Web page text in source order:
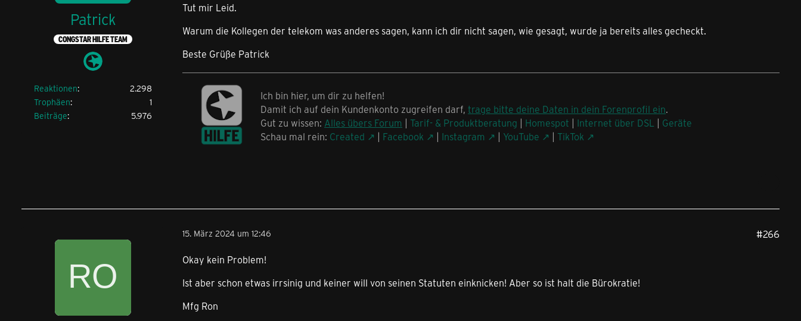
Patrick
CONGSTAR HILFE TEAM
Reaktionen
2.298
Trophäen
1
Beiträge
5.976
Tut mir Leid.
Warum die Kollegen der telekom was anderes sagen, kann ich dir nicht sagen, wie gesagt, wurde ja bereits alles gecheckt.
Beste Grüße Patrick
Ich bin hier, um dir zu helfen!
Damit ich auf dein Kundenkonto zugreifen darf, trage bitte deine Daten in dein Forenprofil ein.
Gut zu wissen: Alles übers Forum | Tarif- & Produktberatung | Homespot | Internet über DSL | Geräte
Schau mal rein: Created | Facebook | Instagram | YouTube | TikTok
15. März 2024 um 12:46 #266
Okay kein Problem!
Ist aber schon etwas irrsinig und keiner will von seinen Statuten einknicken! Aber so ist halt die Bürokratie!
Mfg Ron